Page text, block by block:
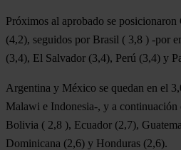
Próximos al aprobado se
(4,2), seguidos por Brasil ( 3,8 ) -por
(3,4), El Salvador (3,4), Perú (3,4) y
Argentina y México se quedan en el
Malawi e Indonesia-, y a continuación
Bolivia ( 2,8 ), Ecuador (2,7),
Dominicana (2,6) y Honduras (2,6).